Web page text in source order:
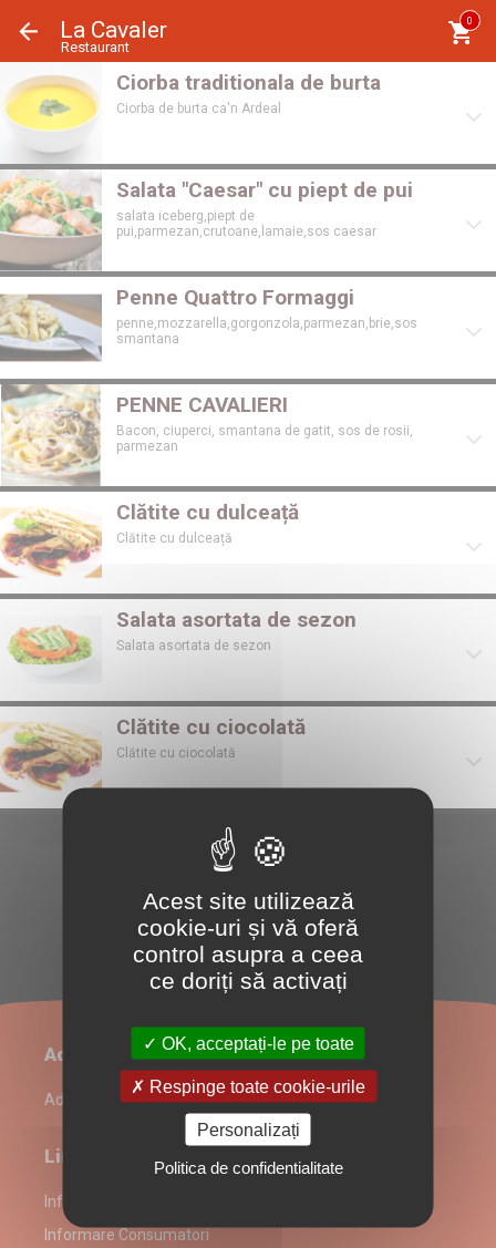
La Cavaler
Restaurant
0
Ciorba traditionala de burta
Ciorba de burta ca'n Ardeal
Salata "Caesar" cu piept de pui
salata iceberg,piept de
pui,parmezan,crutoane,lamaie,sos caesar
Penne Quattro Formaggi
penne,mozzarella,gorgonzola,parmezan,brie,sos
smantana
PENNE CAVALIERI
Bacon, ciuperci, smantana de gatit, sos de rosii,
parmezan
Clătite cu dulceață
Clătite cu dulceață
Salata asortata de sezon
Salata asortata de sezon
Clătite cu ciocolată
Clătite cu ciocolată
Administrare restaurant
Admin Login
Link-uri utile
Informații despre partenerul La Cavaler
Informare Consumatori
Acest site utilizează
cookie-uri și vă oferă
control asupra a ceea
ce doriți să activați
OK, acceptați-le pe toate
Respinge toate cookie-urile
Personalizați
Politica de confidentialitate